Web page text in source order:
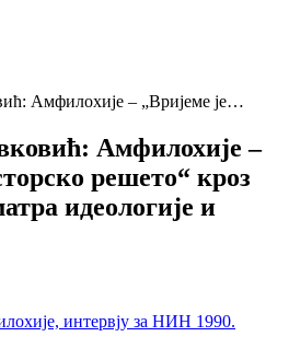
Амфилохије – „Вријеме је…
Амфилохије –
решето“ кроз
идеологије и